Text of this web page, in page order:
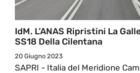
IdM. L’ANAS Ripristini La
SS18 Della Cilentana
20 Giugno 2023
SAPRI - Italia del Meridione